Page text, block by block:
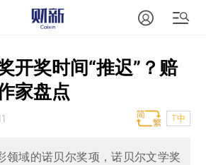
开奖时间“推迟”？赔
家盘点
T中
领域的诺贝尔奖项，诺贝尔文学奖